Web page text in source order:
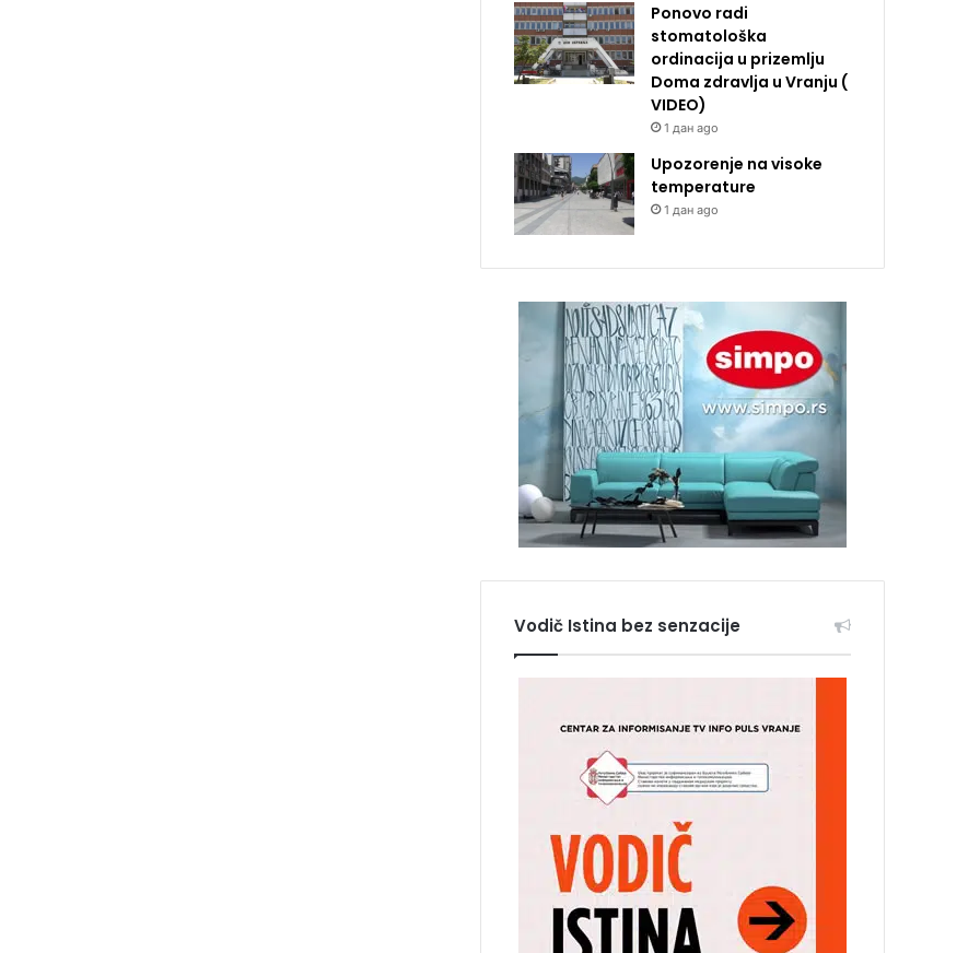
Ponovo radi
stomatološka
ordinacija u prizemlju
Doma zdravlja u Vranju (
VIDEO)
1 дан ago
Upozorenje na visoke
temperature
1 дан ago
Vodič Istina bez senzacije